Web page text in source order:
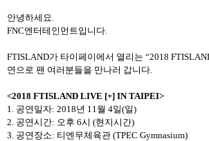
안녕하세요.
FNC엔터테인먼트입니다
FTISLAND가 타이페이에서 열리는 “2018
연으로 팬 여러분들을 만나러 갑니다
<2018 FTISLAND LIVE [+] IN TAIPEI>
1. 공연일자: 2018년 11 월 4일(일)
2. 공연시간: 오후 6시 (현지시간)
3. 공연장소: 티엔무체육관 (TPEC Gymnasium)